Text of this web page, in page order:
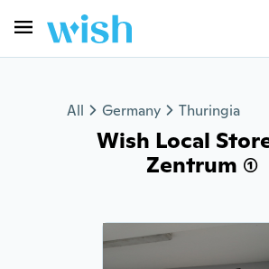
All Germany Thuringia
Wish Local
Zentrum (1)